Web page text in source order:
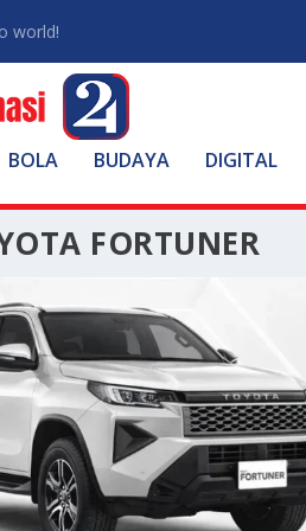
world!
BOLA BUDAYA DIGITAL
FORTUNER